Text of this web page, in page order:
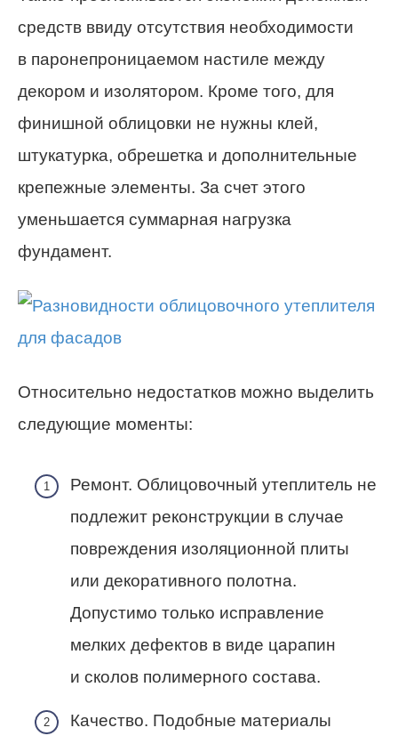
средств ввиду отсутствия необходимости
в паронепроницаемом настиле между
декором и изолятором. Кроме того, для
финишной облицовки не нужны клей,
штукатурка, обрешетка и дополнительные
крепежные элементы. За счет этого
уменьшается суммарная нагрузка
фундамент.
Относительно недостатков можно выделить
следующие моменты:
Ремонт. Облицовочный утеплитель не
подлежит реконструкции в случае
повреждения изоляционной плиты
или декоративного полотна.
Допустимо только исправление
мелких дефектов в виде царапин
и сколов полимерного состава.
Качество. Подобные материалы